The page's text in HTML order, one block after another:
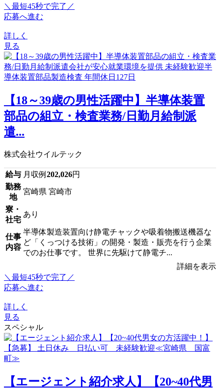
＼最短45秒で完了／
応募へ進む
詳しく
見る
【18～39歳の男性活躍中】半導体装置
部品の組立・検査業務/日勤月給制派
遣...
株式会社ウイルテック
給与 月収例 202,026円
勤務
地
宮崎県 宮崎市
寮・
社宅
あり
仕事
内容
半導体製造装置向け静電チャックや吸着物搬送機器な
ど「くっつける技術」の開発・製造・販売を行う企業
でのお仕事です。 世界に先駆けて静電チ...
詳細を表示
＼最短45秒で完了／
応募へ進む
詳しく
見る
スペシャル
【エージェント紹介求人】【20~40代男